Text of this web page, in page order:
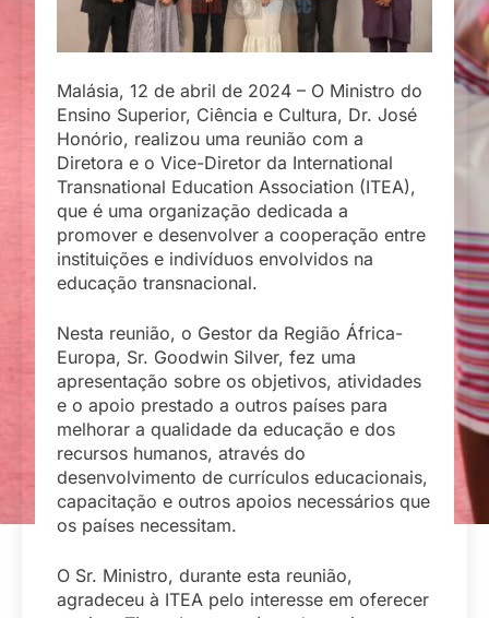
Malásia, 12 de abril de 2024 – O Ministro do
Ensino Superior, Ciência e Cultura, Dr. José
Honório, realizou uma reunião com a
Diretora e o Vice-Diretor da International
Transnational Education Association (ITEA),
que é uma organização dedicada a
promover e desenvolver a cooperação entre
instituições e indivíduos envolvidos na
educação transnacional.
Nesta reunião, o Gestor da Região África-
Europa, Sr. Goodwin Silver, fez uma
apresentação sobre os objetivos, atividades
e o apoio prestado a outros países para
melhorar a qualidade da educação e dos
recursos humanos, através do
desenvolvimento de currículos educacionais,
capacitação e outros apoios necessários que
os países necessitam.
O Sr. Ministro, durante esta reunião,
agradeceu à ITEA pelo interesse em oferecer